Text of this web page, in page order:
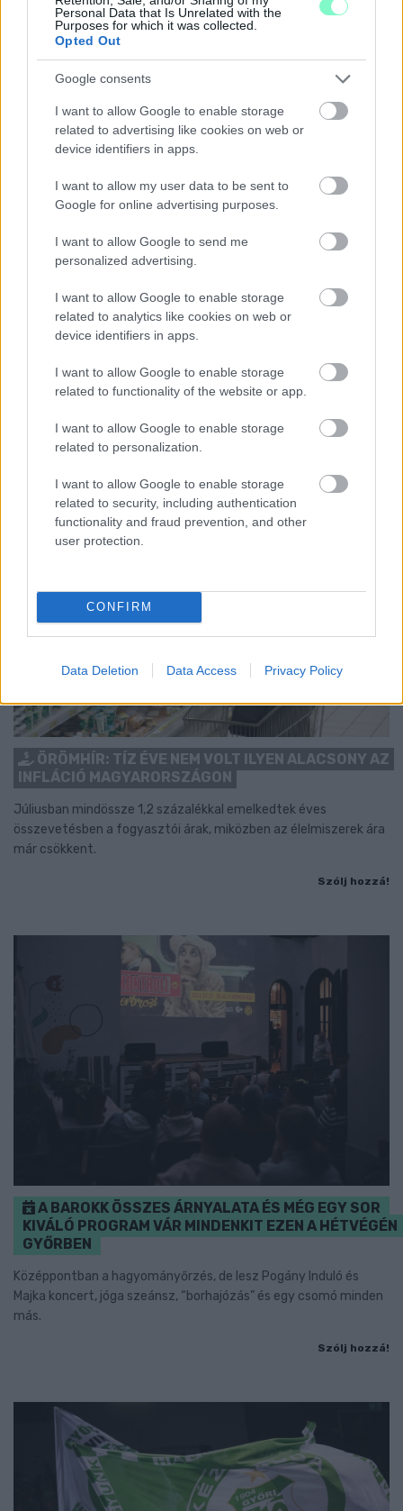
Personal Data that Is Unrelated with the
Purposes for which it was collected.
Opted Out
Google consents
I want to allow Google to enable storage
related to advertising like cookies on web or
device identifiers in apps.
I want to allow my user data to be sent to
Google for online advertising purposes.
I want to allow Google to send me
personalized advertising.
I want to allow Google to enable storage
related to analytics like cookies on web or
device identifiers in apps.
I want to allow Google to enable storage
related to functionality of the website or app.
I want to allow Google to enable storage
related to personalization.
I want to allow Google to enable storage
related to security, including authentication
functionality and fraud prevention, and other
user protection.
CONFIRM
Data Deletion Data Access Privacy Policy
Ahogy tavaszodik és a nap egyre tovább marad velünk, sokaknak
ÖRÖMHÍR: TÍZ ÉVE NEM VOLT ILYEN ALACSONY AZ
INFLÁCIÓ MAGYARORSZÁGON
Júliusban mindössze 1,2 százalékkal emelkedtek éves
összevetésben a fogyasztói árak, miközben az élelmiszerek ára
már csökkent.
Szólj hozzá!
A BAROKK ÖSSZES ÁRNYALATA ÉS MÉG EGY SOR
KIVÁLÓ PROGRAM VÁR MINDENKIT EZEN A HÉTVÉGÉN
GYŐRBEN
Középpontban a hagyományőrzés, de lesz Pogány Induló és
Majka koncert, jóga szeánsz, “borhajózás” és egy csomó minden
más.
Szólj hozzá!